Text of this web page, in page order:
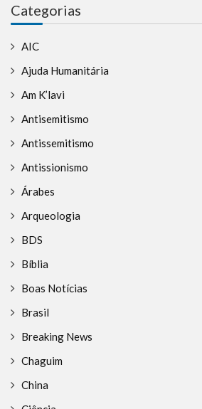
Categorias
AIC
Ajuda Humanitária
Am K’lavi
Antisemitismo
Antissemitismo
Antissionismo
Árabes
Arqueologia
BDS
Bíblia
Boas Notícias
Brasil
Breaking News
Chaguim
China